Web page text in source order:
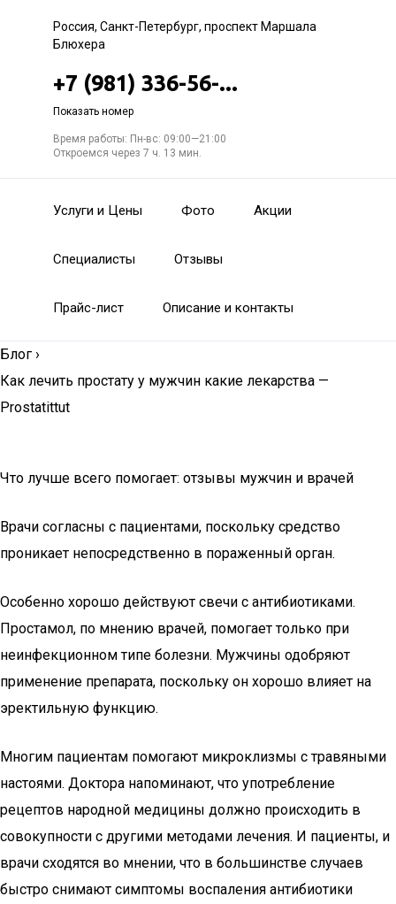
Россия, Санкт-Петербург, проспект Маршала
Блюхера
+7 (981) 336-56-...
Показать номер
Время работы: Пн-вс: 09:00—21:00
Откроемся через 7 ч. 13 мин.
Услуги и Цены Фото Акции
Специалисты Отзывы
Прайс-лист Описание и контакты
Блог ›
Как лечить простату у мужчин какие лекарства —
Prostatittut
Что лучше всего помогает: отзывы мужчин и врачей
Врачи согласны с пациентами, поскольку средство
проникает непосредственно в пораженный орган.
Особенно хорошо действуют свечи с антибиотиками.
Простамол, по мнению врачей, помогает только при
неинфекционном типе болезни. Мужчины одобряют
применение препарата, поскольку он хорошо влияет на
эректильную функцию.
Многим пациентам помогают микроклизмы с травяными
настоями. Доктора напоминают, что употребление
рецептов народной медицины должно происходить в
совокупности с другими методами лечения. И пациенты, и
врачи сходятся во мнении, что в большинстве случаев
быстро снимают симптомы воспаления антибиотики